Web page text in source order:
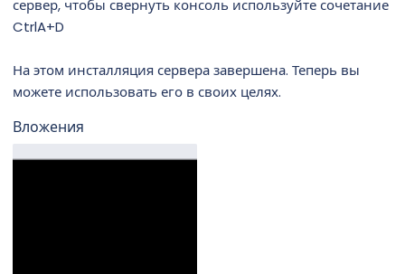
сервер, чтобы свернуть консоль используйте сочетание
CtrlA+D
На этом инсталляция сервера завершена. Теперь вы
можете использовать его в своих целях.
Вложения